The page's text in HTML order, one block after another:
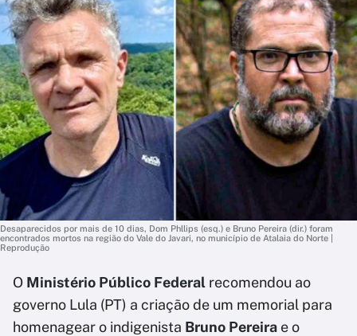
Desaparecidos por mais de 10 dias, Dom Phllips (esq.) e Bruno Pereira (dir.) foram
encontrados mortos na região do Vale do Javari, no município de Atalaia do Norte |
Reprodução
O Ministério Público Federal recomendou ao
governo Lula (PT) a criação de um memorial para
homenagear o indigenista Bruno Pereira e o